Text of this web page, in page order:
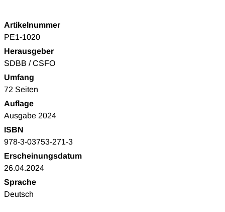
Artikelnummer
PE1-1020
Herausgeber
SDBB / CSFO
Umfang
72 Seiten
Auflage
Ausgabe 2024
ISBN
978-3-03753-271-3
Erscheinungsdatum
26.04.2024
Sprache
Deutsch